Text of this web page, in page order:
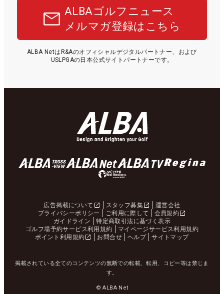
ALBAゴルフニュース
メルマガ登録はこちら
ALBA NetはR&Aのオフィシャルデジタルパートナー、および
USLPGAの日本公式サイトパートナーです。
広告掲載について スタッフ募集
運営会社
プライバシーポリシー
ご利用に際して
会員規約
ガイドライン
特定商取引法に基づく表示
ゴルフ場予約サービス利用規約
マイページサービス利用規約
ポイント利用規約
お問合せ ヘルプ サイトマップ
掲載されている全てのコンテンツの無断での転載、転用、コピー等は禁じま
す。
© ALBA Net